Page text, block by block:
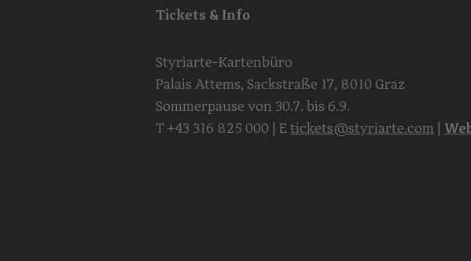
Tickets & Info
Styriarte-Kartenbüro
Palais Attems, Sackstraße 17, 8010 Graz
Sommerpause von 30.7. bis 6.9.
T+43 316 825 000 | E tickets@styriarte.com